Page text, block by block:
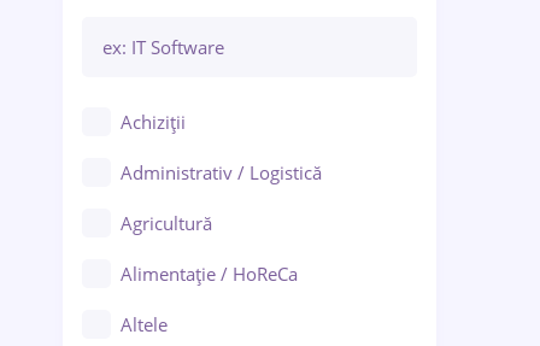
Bacău
Galați (Galați)
Ploiești
Achiziții
Administrativ / Logistică
Agricultură
Alimentație / HoReCa
Altele